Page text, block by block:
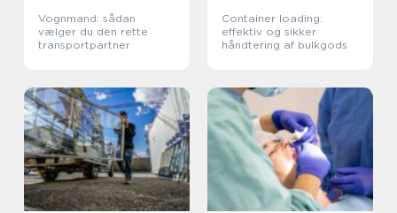
Vognmand: sådan
vælger du den rette
transportpartner
Container loading:
effektiv og sikker
håndtering af bulkgods